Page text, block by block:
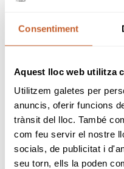
Consentiment
Aquest lloc web utilitza
Utilitzem galetes per
anuncis, oferir funcions
trànsit del lloc. També
com feu servir el nostre
socials, de publicitat i
seu torn, ells la poden
confirmant
euros , s'abonarà el
Pel que fa a la
les inscripcions es
, mitjançant
al973 360 066.